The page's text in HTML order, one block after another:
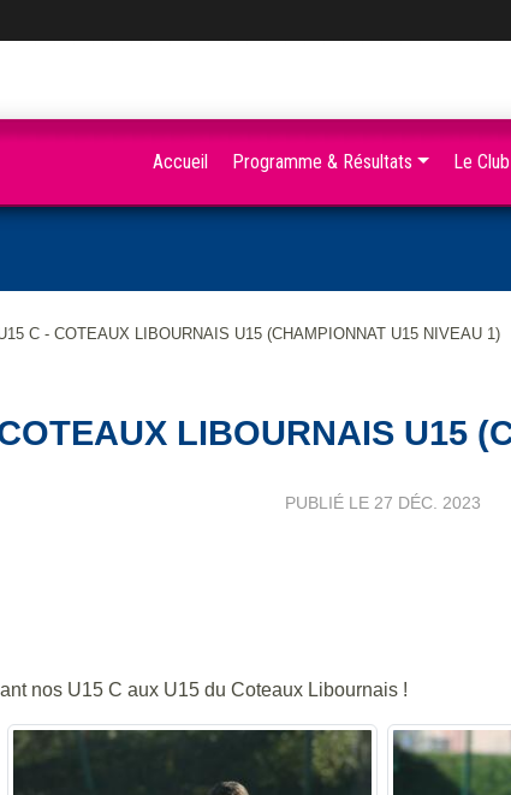
C - COTEAUX LIBOURNAIS U15 (CHAMPIONNAT U15 NIVEAU 1)
LIBOURNAIS U15
PUBLIÉ LE 27 DÉC. 2023
nos U15 C aux U15 du Coteaux Libournais !
Accueil Programme & Résultats Le Club